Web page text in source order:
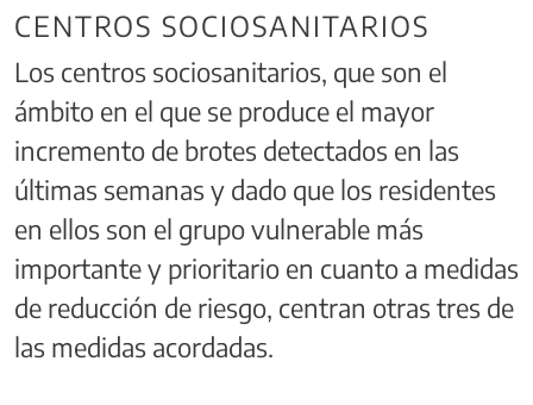
CENTROS SOCIOSANITARIOS
Los centros sociosanitarios, que son el
ámbito en el que se produce el mayor
incremento de brotes detectados en las
últimas semanas y dado que los residentes
en ellos son el grupo vulnerable más
importante y prioritario en cuanto a medidas
de reducción de riesgo, centran otras tres de
las medidas acordadas.